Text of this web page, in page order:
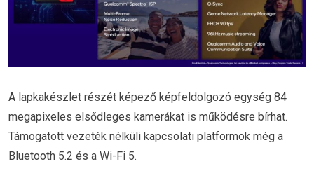
A lapkakészlet részét képező képfeldolgozó egység 84
megapixeles elsődleges kamerákat is működésre bírhat.
Támogatott vezeték nélküli kapcsolati platformok még a
Bluetooth 5.2 és a Wi-Fi 5.